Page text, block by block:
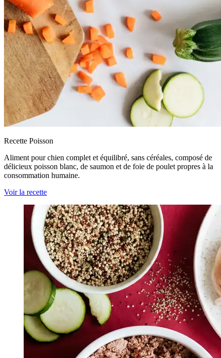
Recette Poisson
Aliment pour chien complet et équilibré, sans céréales, composé de
délicieux poisson blanc, de saumon et de foie de poulet propres à la
consommation humaine.
Voir la recette